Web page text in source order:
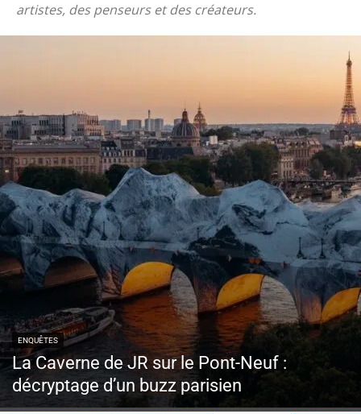
artistes, des penseurs et des créateurs.
ENQUÊTES
La Caverne de JR sur le Pont-Neuf :
décryptage d’un buzz parisien